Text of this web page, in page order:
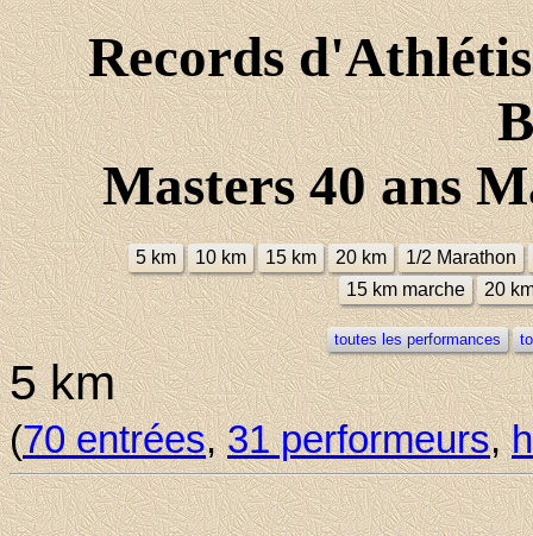
Records
Masters 40 ans
5 km 10 km 15 km 20 km
1/2 Marathon
15 km marche
20
toutes les performances
5 km
(70 entrées,31 performeurs,